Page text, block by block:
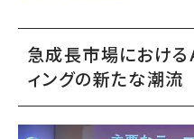
急成長市場におけ
ィングの新たな潮流